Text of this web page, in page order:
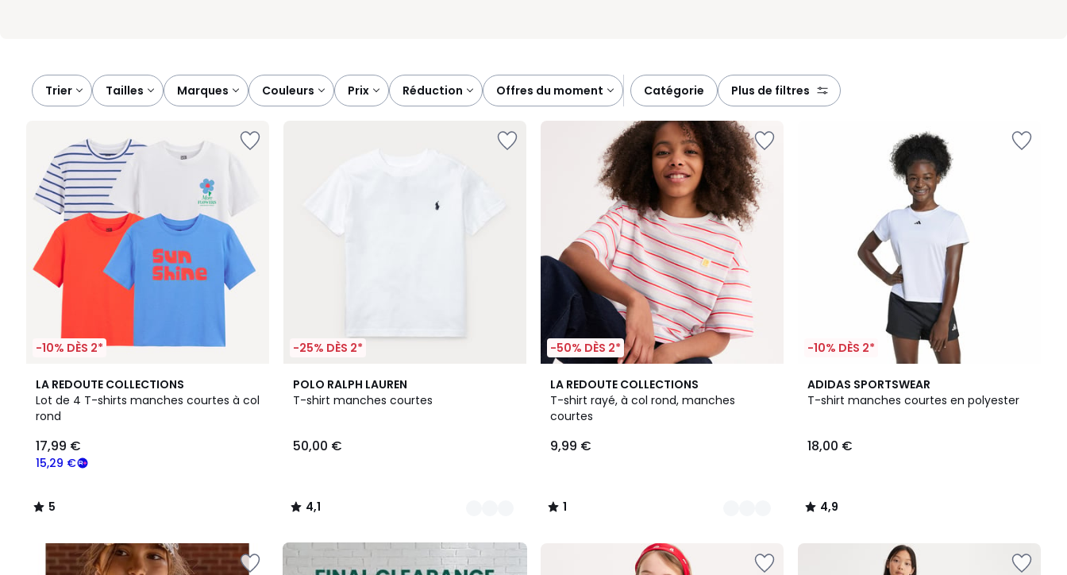
Trier tailles marques couleurs prix réduction offres du moment catégorie plus de filtres
-10% DÈS 2*
LA REDOUTE COLLECTIONS
Lot de 4 T-shirts manches courtes à col
rond
€
souscrivez
programme
payer
15,29 €
17,99 €
5
/
5
5
/
-25% DÈS 2*
POLO RALPH LAUREN
T-shirt manches courtes
50,00 €
4,1
/ 5
6
Couleurs
4,1
/
-50% DÈS 2*
LA REDOUTE COLLECTIONS
T-shirt rayé, à col rond, manches
courtes
9,99 €
1
/
5
2
Couleurs
1
/
-10% DÈS 2*
ADIDAS SPORTSWEAR
T-shirt manches courtes en polyester
18,00 €
4,9
/ 5
4,9
/
FINAL
CLEARANCE